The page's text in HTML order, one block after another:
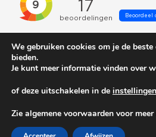
We gebruiken cookies om je de
bieden.
Je kunt meer informatie vinden over
of deze uitschakelen in de instellingen
Zie algemene voorwaarden voor